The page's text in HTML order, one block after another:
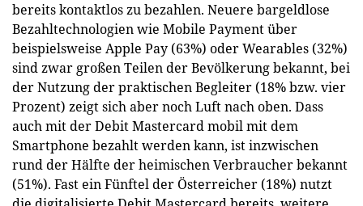
bereits kontaktlos zu bezahlen. Neuere bargeldlose
Bezahltechnologien wie Mobile Payment über
beispielsweise Apple Pay (63%) oder Wearables (32%)
sind zwar großen Teilen der Bevölkerung bekannt, bei
der Nutzung der praktischen Begleiter (18% bzw. vier
Prozent) zeigt sich aber noch Luft nach oben. Dass
auch mit der Debit Mastercard mobil mit dem
Smartphone bezahlt werden kann, ist inzwischen
rund der Hälfte der heimischen Verbraucher bekannt
(51%). Fast ein Fünftel der Österreicher (18%) nutzt